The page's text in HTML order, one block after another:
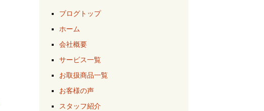
ブログトップ
ホーム
会社概要
サービス一覧
お取扱商品一覧
お客様の声
スタッフ紹介